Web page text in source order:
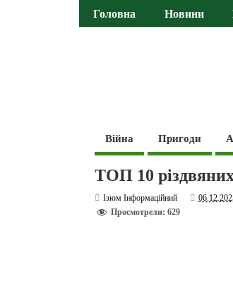
Головна Новини
Війна Пригоди
ТОП 10 різдвяних
Ізюм Інформаційний
Просмотрели: 629